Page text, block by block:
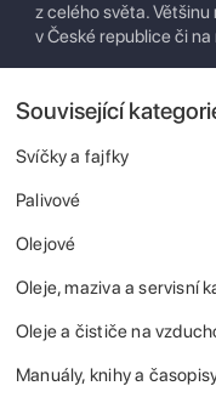
z celého světa.
v České republice či
Související
Svíčky a fajfky
Palivové
Olejové
Oleje, maziva a servisní
Oleje a čističe na
Manuály, knihy a